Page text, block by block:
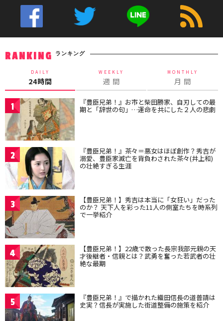
RANKING ランキング
DAILY
24時間
WEEKLY
週 間
MONTHLY
月 間
1 『豊臣兄弟！』お市と柴田勝家、自刃しての最
期と「辞世の句」…運命を共にした２人の悲劇
2 『豊臣兄弟！』茶々＝悪女はほぼ創作？秀吉が
溺愛、豊臣家滅亡を背負わされた茶々(井上和)
の壮絶すぎる生涯
3 【豊臣兄弟！】秀吉は本当に「女狂い」だった
のか？ 天下人を彩った11人の側室たちを時系列
で一挙紹介
4 【豊臣兄弟！】22歳で散った長宗我部元親の天
才後継者・信親とは？武勇を奮った若武者の壮
絶な最期
5 『豊臣兄弟！』で描かれた織田信長の道普請は
史実？信長が実施した街道整備の施策を紹介